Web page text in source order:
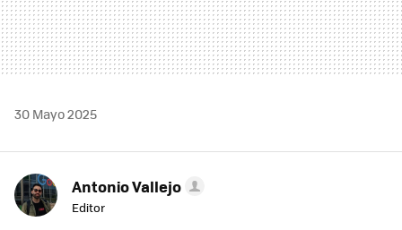
30 Mayo 2025
Antonio Vallejo
Editor